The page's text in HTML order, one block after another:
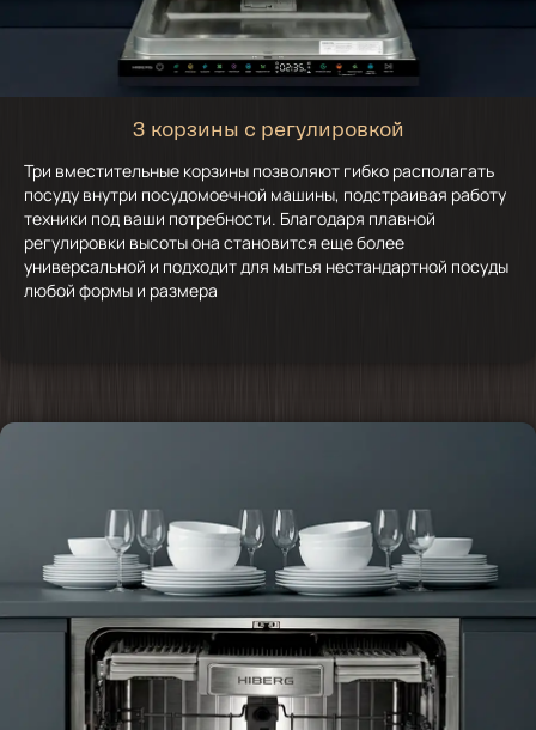
3 корзины с регулировкой
Три вместительные корзины позволяют гибко располагать
посуду внутри посудомоечной машины, подстраивая работу
техники под ваши потребности. Благодаря плавной
регулировки высоты она становится еще более
универсальной и подходит для мытья нестандартной посуды
любой формы и размера